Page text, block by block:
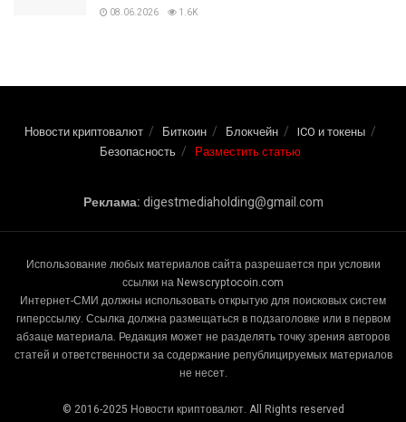
08.06.2026 1.6K
Новости криптовалют Биткоин Блокчейн
ICO и токены
Безопасность
Разместить статью
Реклама:digestmediaholding@gmail.com
Использование любых материалов сайта разрешается при условии
ссылки на Newscryptocoin.com
Интернет-СМИ должны использовать открытую для поисковых систем
гиперссылку. Ссылка должна размещаться в подзаголовке или в первом
абзаце материала. Редакция может не разделять точку зрения авторов
статей и ответственности за содержание републицируемых материалов
не несет.
© 2016-2025 Новости криптовалют. All Rights reserved